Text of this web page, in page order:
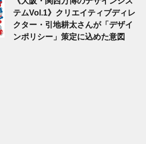
テムVol.1》クリエイティブディレ
クター・引地耕太さんが「デザイ
ンポリシー」策定に込めた意図